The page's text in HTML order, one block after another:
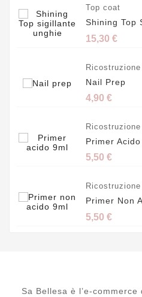
Top coat
Shining Top
15,30 €
Nail Prep
4,90 €
Primer
5,50 €
Primer Non
5,50 €
Sa Bellesa è l’e-